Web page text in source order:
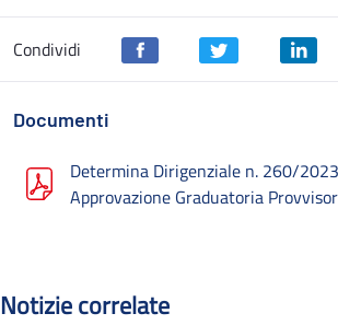
Condividi
Documenti
Determina Dirigenziale n. 260/
Approvazione Graduatoria
Notizie correlate